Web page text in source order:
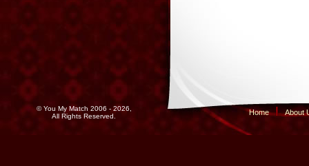
© You My Match 2006 - 2026,
All Rights Reserved.
Home About